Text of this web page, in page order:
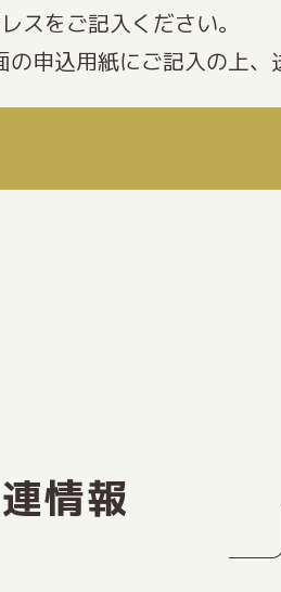
スをご記入ください。
申込用紙にご記入の上、
情報